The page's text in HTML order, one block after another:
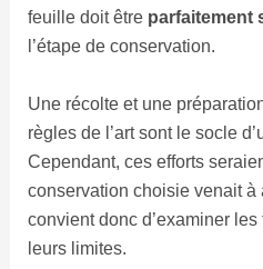
feuille doit être parfaitement
l’étape de conservation.
Une récolte et une
règles de l’art sont le socle
Cependant, ces efforts
conservation choisie venait à
convient donc d’examiner
leurs limites.